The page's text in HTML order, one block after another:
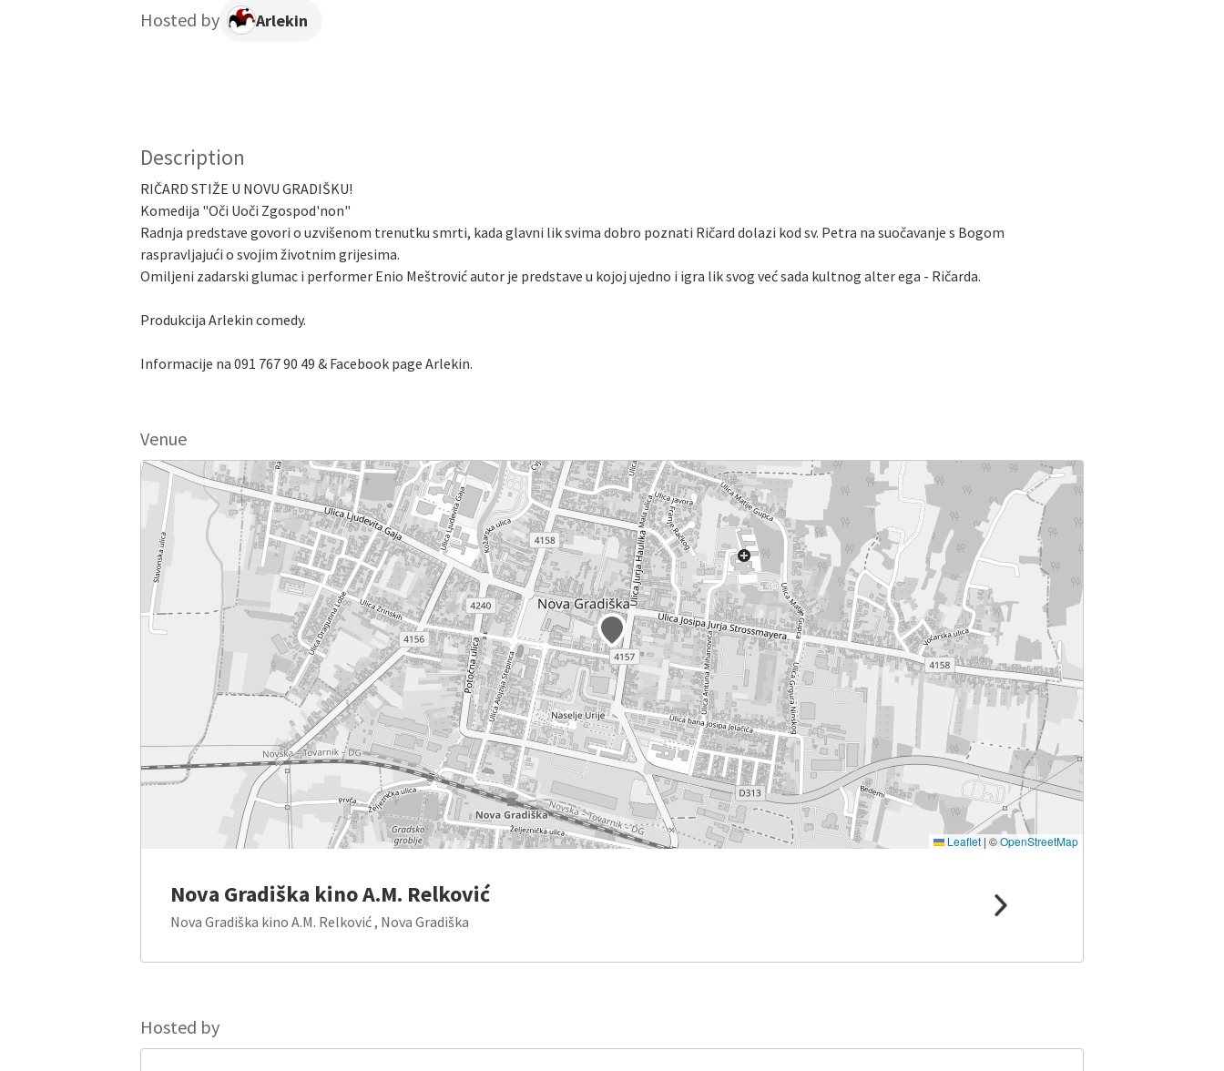
Hosted by Arlekin
Description
RIČARD STIŽE U NOVU GRADIŠKU!
Komedija "Oči Uoči Zgospod'non"
Radnja predstave govori o uzvišenom trenutku smrti, kada glavni lik svima dobro poznati Ričard dolazi kod sv. Petra na suočavanje s Bogom
raspravljajući o svojim životnim grijesima.
Omiljeni zadarski glumac i performer Enio Meštrović autor je predstave u kojoj ujedno i igra lik svog već sada kultnog alter ega - Ričarda.
Produkcija Arlekin comedy.
Informacije na 091 767 90 49 & Facebook page Arlekin.
Venue
Leaflet | ©OpenStreetMap
Nova Gradiška kino A.M. Relković
Nova Gradiška kino A.M. Relković , Nova Gradiška
Hosted by